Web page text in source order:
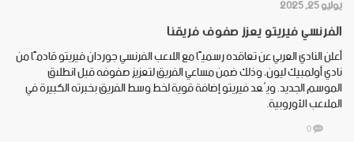
يوليو 25, 2025
الفرنسي فيريتو يعزز صفوف فريقنا
أعلن النادي العربي عن تعاقده رسميًا مع اللاعب الفرنسي جوردان فيريتو قادمًا من
نادي أولمبيك ليون، وذلك ضمن مساعي الفريق لتعزيز صفوفه قبل انطلاق
الموسم الجديد. ويُعد فيريتو إضافة قوية لخط وسط الفريق بخبرته الكبيرة في
الملاعب الأوروبية.
0